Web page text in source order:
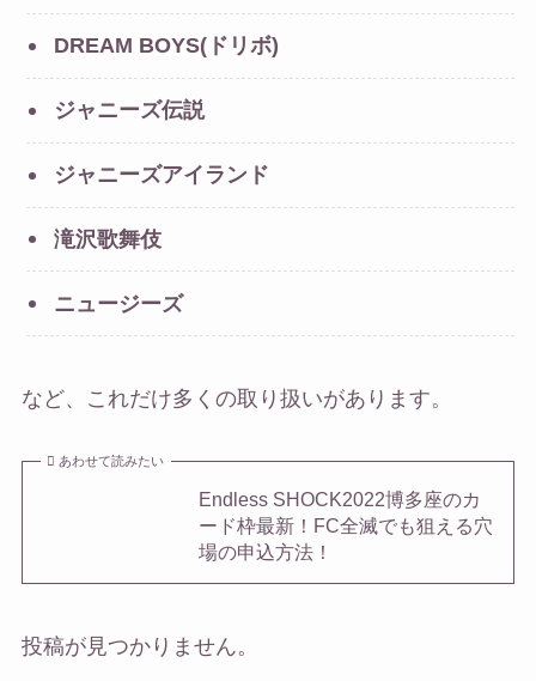
DREAM BOYS(ドリボ)
ジャニーズ伝説
ジャニーズアイランド
滝沢歌舞伎
ニュージーズ
など、これだけ多くの取り扱いがあります。
あわせて読みたい
Endless SHOCK2022博多座のカ
ード枠最新！FC全滅でも狙える穴
場の申込方法！
投稿が見つかりません。